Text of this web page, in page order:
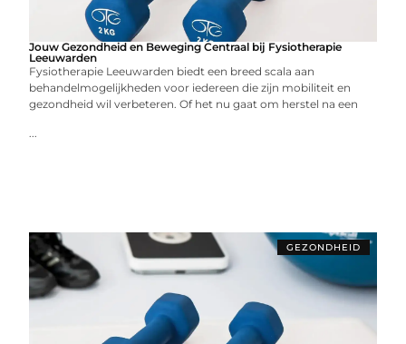
Jouw Gezondheid en Beweging Centraal bij Fysiotherapie
Leeuwarden
Fysiotherapie Leeuwarden biedt een breed scala aan
behandelmogelijkheden voor iedereen die zijn mobiliteit en
gezondheid wil verbeteren. Of het nu gaat om herstel na een
...
GEZONDHEID